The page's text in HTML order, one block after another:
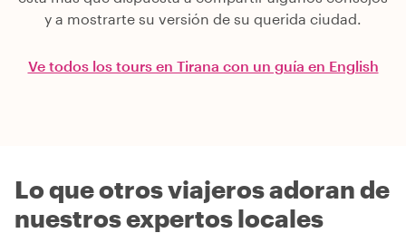
y a mostrarte su versión de su querida ciudad.
Ve todos los tours en Tirana con un guía en English
Lo que otros viajeros adoran de
nuestros expertos locales